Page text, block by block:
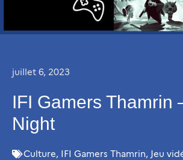
juillet 6, 2023
IFI Gamers Thamrin
Night
Culture, IFI Gamers Thamrin, Jeu